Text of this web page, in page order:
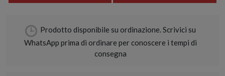
Prodotto disponibile su ordinazione. Scrivici su
WhatsApp prima di ordinare per conoscere i tempi di
consegna